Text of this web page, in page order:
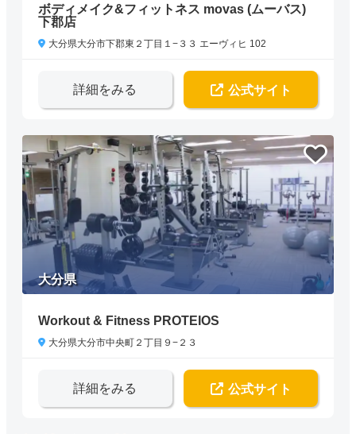
ボディメイク&フィットネス movas (ムーバス)
下郡店
大分県大分市下郡東２丁目１−３３ エーヴィヒ 102
詳細をみる 公式サイト
大分県
Workout & Fitness PROTEIOS
大分県大分市中央町２丁目９−２３
詳細をみる 公式サイト